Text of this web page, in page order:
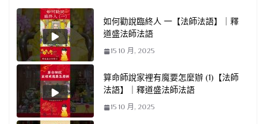
如何勸說臨終人 一【法師法語】｜釋
道盛法師法語
15 10 月, 2025
算命師說家裡有魔要怎麼辦 (1)【法師
法語】｜釋道盛法師法語
15 10 月, 2025